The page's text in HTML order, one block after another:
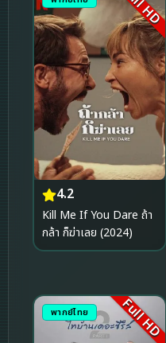
4.2
Kill Me If You Dare ถ้า
กล้า ก็ฆ่าเลย (2024)
พากย์ไทย Full HD